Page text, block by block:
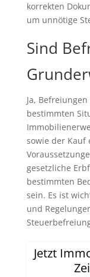
korrekten
um unnötige
Sind
Ja,
bestimmten
sowie der Kauf
gesetzliche
bestimmten
sein. Es ist
und
Jetzt